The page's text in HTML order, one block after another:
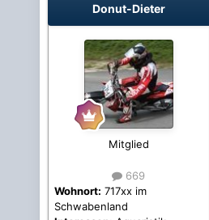
Donut-Dieter
Mitglied
669
Wohnort: 717xx im
Schwabenland